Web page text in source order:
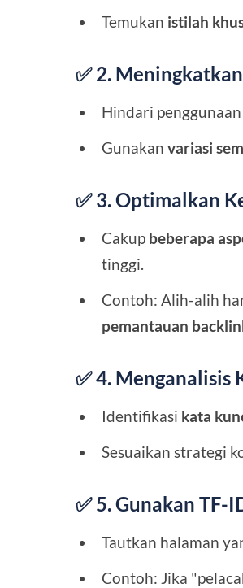
Temukan istilah
✅ 2.
Hindari penggunaan
Gunakanvariasi
✅ 3. Optimalkan
Cakup beberapa
tinggi.
Contoh: Alih-alih
pemantauan
✅ 4. Menganalisis
Identifikasi kata
Sesuaikan strategi
✅ 5. Gunakan
Tautkan halaman
Contoh: Jika